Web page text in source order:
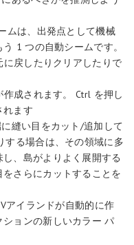
ムは、出発点として機械
1 つの自動シームです。
戻したりクリアしたりで
成されます。 Ctrl を押し
れます
縫い目をカット/追加して
する場合は、その領域に多
、島がよりよく展開する
さらにカットすることを
アイランドが自動的に作
ョンの新しいカラー パ